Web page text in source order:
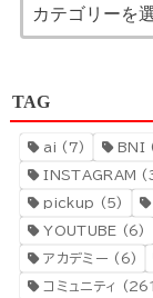
TAG
ai (7) BNI
INSTAGRAM
pickup (5)
YOUTUBE (6)
アカデミー (6)
コミュニティ